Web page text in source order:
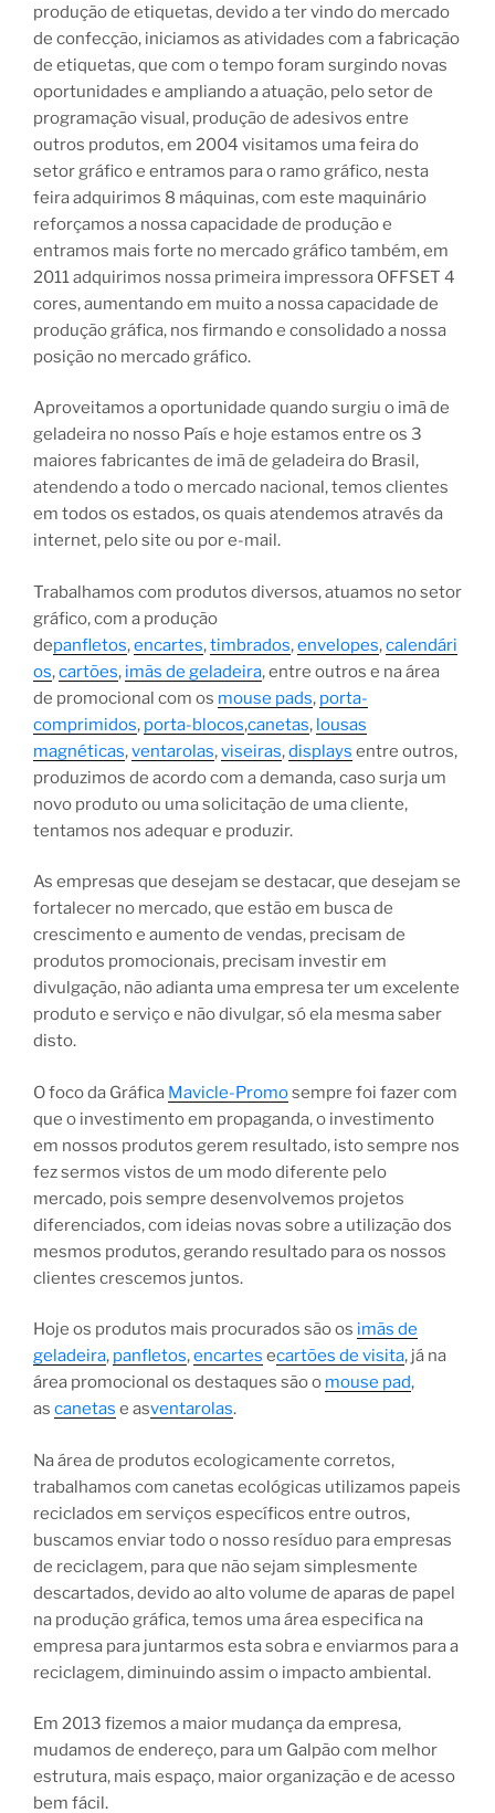
produção de etiquetas, devido a ter vindo do mercado
de confecção, iniciamos as atividades com a fabricação
de etiquetas, que com o tempo foram surgindo novas
oportunidades e ampliando a atuação, pelo setor de
programação visual, produção de adesivos entre
outros produtos, em 2004 visitamos uma feira do
setor gráfico e entramos para o ramo gráfico, nesta
feira adquirimos 8 máquinas, com este maquinário
reforçamos a nossa capacidade de produção e
entramos mais forte no mercado gráfico também, em
2011 adquirimos nossa primeira impressora OFFSET 4
cores, aumentando em muito a nossa capacidade de
produção gráfica, nos firmando e consolidado a nossa
posição no mercado gráfico.
Aproveitamos a oportunidade quando surgiu o imã de
geladeira no nosso País e hoje estamos entre os 3
maiores fabricantes de imã de geladeira do Brasil,
atendendo a todo o mercado nacional, temos clientes
em todos os estados, os quais atendemos através da
internet, pelo site ou por e-mail.
Trabalhamos com produtos diversos, atuamos no setor
gráfico, com a produção
depanfletos,encartes,timbrados,envelopes,calendári
os,cartões, imãs de geladeira, entre outros e na área
de promocional com os mouse pads, porta-
comprimidos, porta-blocos,canetas, lousas
magnéticas,ventarolas,viseiras,displays entre outros,
produzimos de acordo com a demanda, caso surja um
novo produto ou uma solicitação de uma cliente,
tentamos nos adequar e produzir.
As empresas que desejam se destacar, que desejam se
fortalecer no mercado, que estão em busca de
crescimento e aumento de vendas, precisam de
produtos promocionais, precisam investir em
divulgação, não adianta uma empresa ter um excelente
produto e serviço e não divulgar, só ela mesma saber
disto.
O foco da Gráfica Mavicle-Promosempre foi fazer com
que o investimento em propaganda, o investimento
em nossos produtos gerem resultado, isto sempre nos
fez sermos vistos de um modo diferente pelo
mercado, pois sempre desenvolvemos projetos
diferenciados, com ideias novas sobre a utilização dos
mesmos produtos, gerando resultado para os nossos
clientes crescemos juntos.
Hoje os produtos mais procurados são os imãs de
geladeira, panfletos,encartes ecartões de visita, já na
área promocional os destaques são o mouse pad,
as canetas e asventarolas.
Na área de produtos ecologicamente corretos,
trabalhamos com canetas ecológicas utilizamos papeis
reciclados em serviços específicos entre outros,
buscamos enviar todo o nosso resíduo para empresas
de reciclagem, para que não sejam simplesmente
descartados, devido ao alto volume de aparas de papel
na produção gráfica, temos uma área especifica na
empresa para juntarmos esta sobra e enviarmos para a
reciclagem, diminuindo assim o impacto ambiental.
Em 2013 fizemos a maior mudança da empresa,
mudamos de endereço, para um Galpão com melhor
estrutura, mais espaço, maior organização e de acesso
bem fácil.